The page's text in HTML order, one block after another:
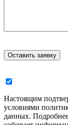
Настоящим
условиями
данных.